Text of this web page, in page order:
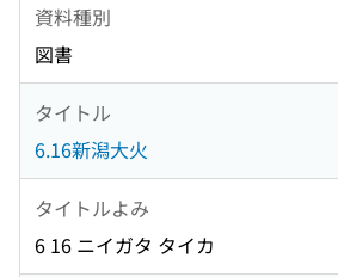
資料種別
図書
タイトル
6.16新潟大火
タイトルよみ
6 16 ニイガタ タイカ